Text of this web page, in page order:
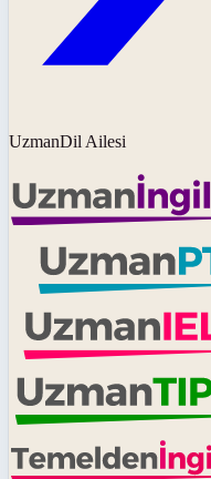
UzmanDil Ailesi